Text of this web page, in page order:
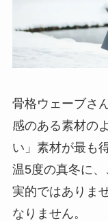
骨格ウェーブさ
感のある素材の
い」素材が最も
温5度の真冬に
実的ではありま
なりません。